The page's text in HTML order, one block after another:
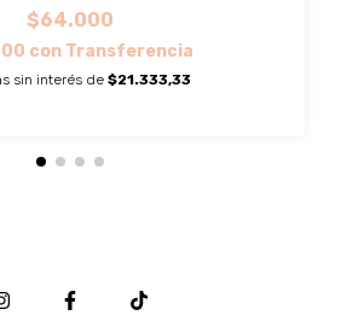
$64.000
con Transferencia
sin interés de $21.333,33